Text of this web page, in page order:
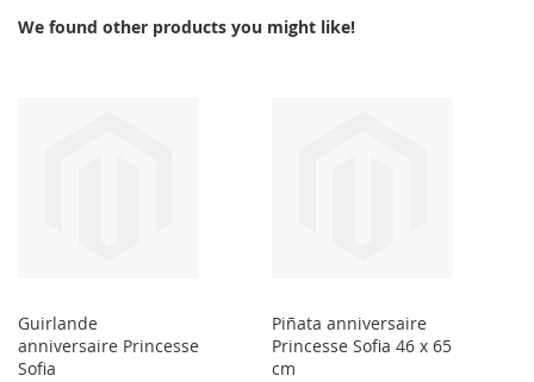
We found other products you might like!
Guirlande
anniversaire Princesse
Sofia
Piñata anniversaire
Princesse Sofia 46 x 65
cm